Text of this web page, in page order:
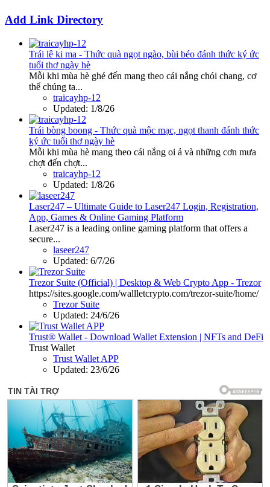
Add Link Directory
Trái lê ki ma - Thức quà ngọt ngào, bùi béo đánh thức ký ức
tuổi thơ ngày hè
Mỗi khi mùa hè ghé đến mang theo cái nắng chói chang, cơ
thể chúng ta...
traicayhp-12
Updated: 1/8/26
Trái bòng boong - Thức quà mộc mạc, ngọt thanh đánh thức
ký ức tuổi thơ ngày hè
Mỗi khi mùa hè mang theo cái nắng oi ả và những cơn mưa
chợt đến chợt...
traicayhp-12
Updated: 1/8/26
Laser247 – Ultimate Guide to Laser247 Login, Registration,
App, Games & Online Gaming Platform
Laser247 is a leading online gaming platform that offers a
secure...
laseer247
Updated: 6/7/26
Trezor Suite (Official) | Desktop & Web Crypto App - Trezor
https://sites.google.com/wallletcrypto.com/trezor-suite/home/
Trezor Suite
Updated: 24/6/26
Trust® Wallet - Download Wallet Extension | NFTs and DeFi
Trust Wallet
Trust Wallet APP
Updated: 23/6/26